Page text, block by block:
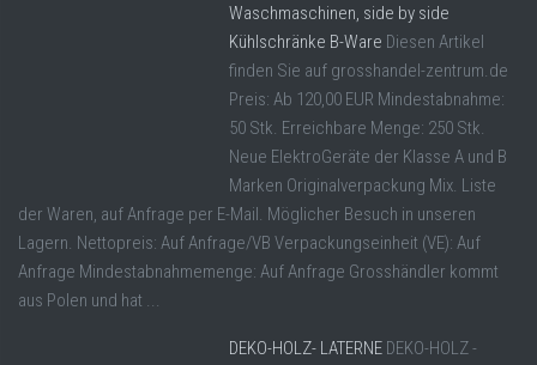
Waschmaschinen, side by side
Kühlschränke B-Ware Diesen Artikel
finden Sie auf grosshandel-zentrum.de
Preis: Ab 120,00 EUR Mindestabnahme:
50 Stk. Erreichbare Menge: 250 Stk.
Neue ElektroGeräte der Klasse A und B
Marken Originalverpackung Mix. Liste
der Waren, auf Anfrage per E-Mail. Möglicher Besuch in unseren
Lagern. Nettopreis: Auf Anfrage/VB Verpackungseinheit (VE): Auf
Anfrage Mindestabnahmemenge: Auf Anfrage Grosshändler kommt
aus Polen und hat ...
DEKO-HOLZ- LATERNE DEKO-HOLZ -